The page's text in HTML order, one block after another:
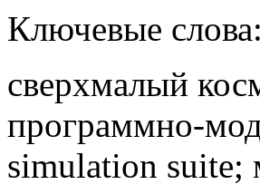
Ключевые слова:
сверхмалый
программно-
simulation